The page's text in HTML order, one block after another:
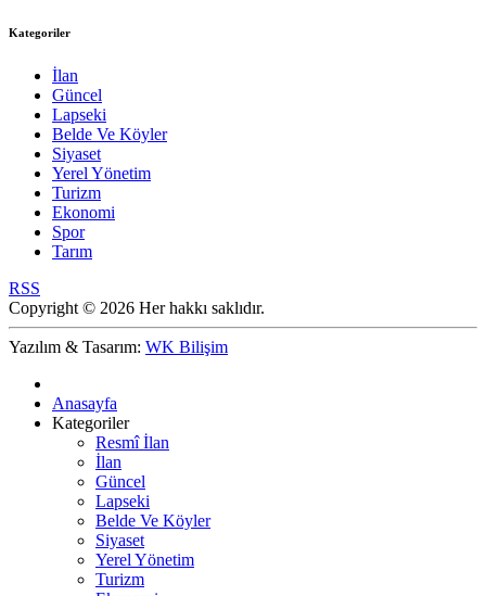
Kategoriler
İlan
Güncel
Lapseki
Belde Ve Köyler
Siyaset
Yerel Yönetim
Turizm
Ekonomi
Spor
Tarım
RSS
Copyright © 2026 Her hakkı saklıdır.
Yazılım & Tasarım: WK Bilişim
Anasayfa
Kategoriler
Resmî İlan
İlan
Güncel
Lapseki
Belde Ve Köyler
Siyaset
Yerel Yönetim
Turizm